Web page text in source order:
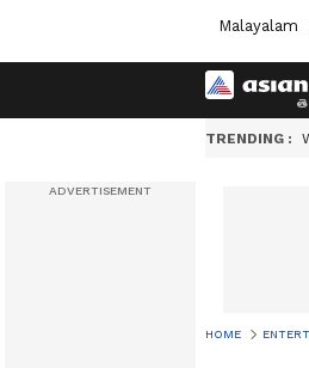
Malayalam
TRENDING :
HOME